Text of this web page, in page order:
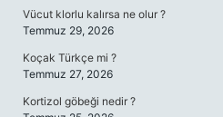
Vücut klorlu kalırsa ne olur ?
Temmuz 29, 2026
Koçak Türkçe mi ?
Temmuz 27, 2026
Kortizol göbeği nedir ?